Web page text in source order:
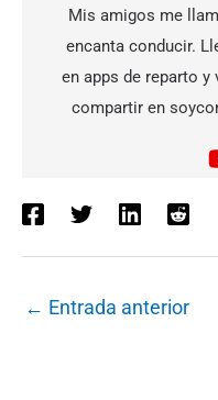
Mis amigos me
encanta conducir.
en apps de reparto
compartir en
← Entrada anterior